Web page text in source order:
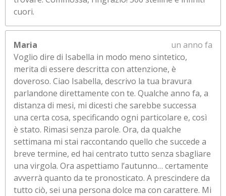
cuori.
Maria
un anno fa
Voglio dire di Isabella in modo meno sintetico,
merita di essere descritta con attenzione, è
doveroso. Ciao Isabella, descrivo la tua bravura
parlandone direttamente con te. Qualche anno fa, a
distanza di mesi, mi dicesti che sarebbe successa
una certa cosa, specificando ogni particolare e, così
è stato. Rimasi senza parole. Ora, da qualche
settimana mi stai raccontando quello che succede a
breve termine, ed hai centrato tutto senza sbagliare
una virgola. Ora aspettiamo l’autunno… certamente
avverrà quanto da te pronosticato. A prescindere da
tutto ciò, sei una persona dolce ma con carattere. Mi